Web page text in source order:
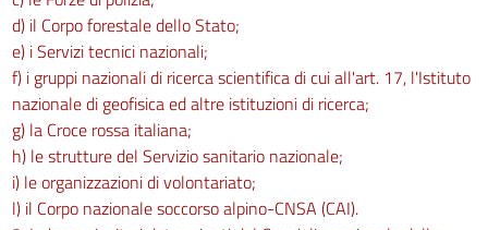
d) il Corpo forestale dello Stato;
e) i Servizi tecnici nazionali;
f) i gruppi nazionali di ricerca scientifica di cui all'art. 17, l'Istituto
nazionale di geofisica ed altre istituzioni di ricerca;
g) la Croce rossa italiana;
h) le strutture del Servizio sanitario nazionale;
i) le organizzazioni di volontariato;
l) il Corpo nazionale soccorso alpino-CNSA (CAI).